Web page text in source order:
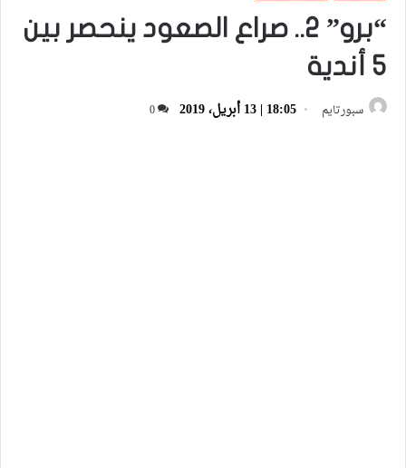
“برو” 2.. صراع الصعود ينحصر بين
5 أندية
سبورتايم 18:05 | 13 أبريل، 2019 0